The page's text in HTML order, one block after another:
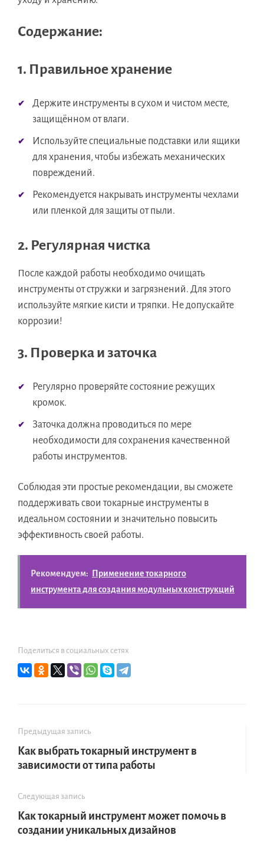
Содержание:
1. Правильное хранение
Держите инструменты в сухом и чистом месте,
защищённом от влаги.
Используйте специальные подставки или ящики
для хранения, чтобы избежать механических
повреждений.
Рекомендуется накрывать инструменты чехлами
или пленкой для защиты от пыли.
2. Регулярная чистка
После каждой работы необходимо очищать
инструменты от стружки и загрязнений. Для этого
используйте мягкие кисти и тряпки. Не допускайте
коррозии!
3. Проверка и заточка
Регулярно проверяйте состояние режущих
кромок.
Заточка должна проводиться по мере
необходимости для сохранения качественной
работы инструментов.
Соблюдая эти простые рекомендации, вы сможете
поддерживать свои токарные инструменты в
идеальном состоянии и значительно повысить
эффективность своей работы.
Рекомендуем:
Применение токарного
инструмента для создания модульных конструкций
Поделиться в социальных сетях
Предыдущая запись
Как выбрать токарный инструмент в
зависимости от типа работы
Следующая запись
Как токарный инструмент может помочь в
создании уникальных дизайнов